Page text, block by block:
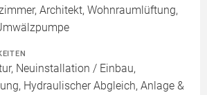
Architekt, Wohnraumlüftung,
Neuinstallation / Einbau,
Hydraulischer Abgleich, Anlage &